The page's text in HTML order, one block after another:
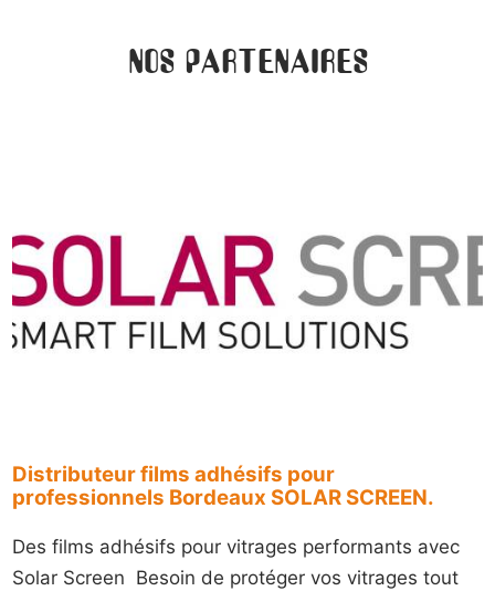
NOS PARTENAIRES
Distributeur films adhésifs pour
professionnels Bordeaux SOLAR SCREEN.
Des films adhésifs pour vitrages performants avec
Solar Screen Besoin de protéger vos vitrages tout